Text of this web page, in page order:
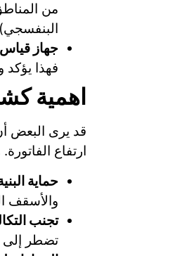
من
جهاز
فهذا
اهمية
قد يرى البعض
ارتفاع
حماية
والأسقف
تجنب
تضطر إلى